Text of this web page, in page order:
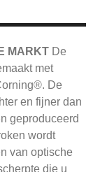
MARKT De
met
De
en fijner dan
geproduceerd
wordt
van optische
die u